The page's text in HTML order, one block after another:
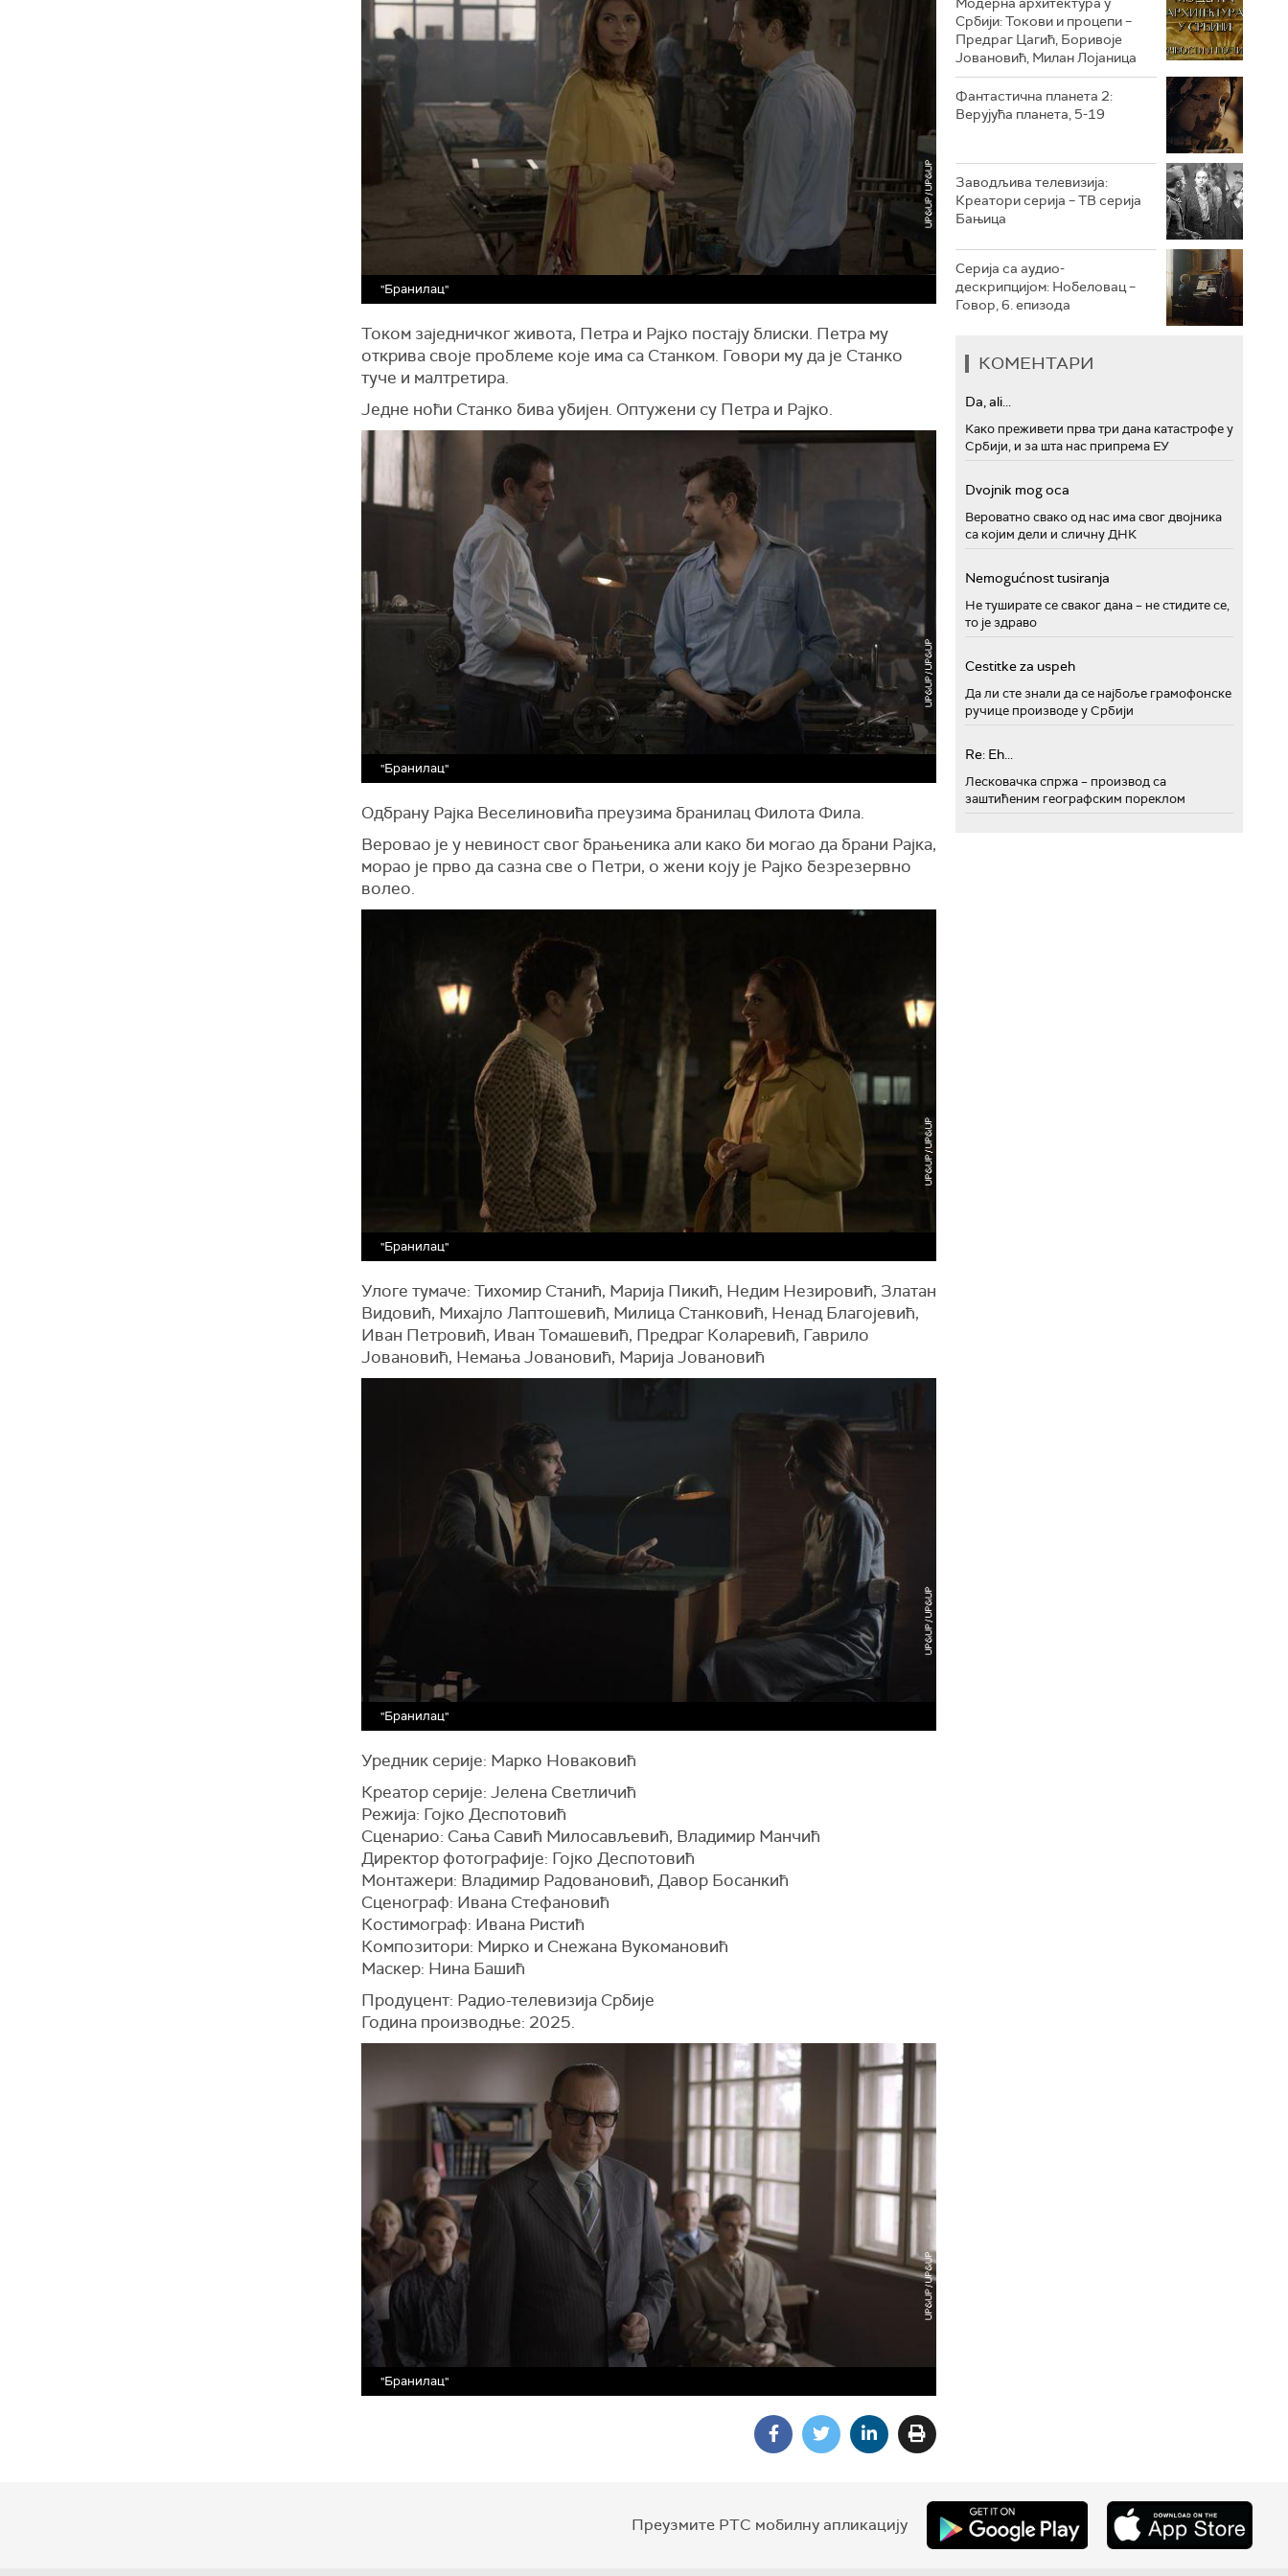
"Бранилац"
Током заједничког живота, Петра и Рајко постају блиски. Петра му
открива своје проблеме које има са Станком. Говори му да је Станко
туче и малтретира.
Једне ноћи Станко бива убијен. Оптужени су Петра и Рајко.
"Бранилац"
Одбрану Рајка Веселиновића преузима бранилац Филота Фила.
Веровао је у невиност свог брањеника али како би могао да брани Рајка,
морао је прво да сазна све о Петри, о жени коју је Рајко безрезервно
волео.
"Бранилац"
Улоге тумаче: Тихомир Станић, Марија Пикић, Недим Незировић, Златан
Видовић, Михајло Лаптошевић, Милица Станковић, Ненад Благојевић,
Иван Петровић, Иван Томашевић, Предраг Коларевић, Гаврило
Јовановић, Немања Јовановић, Марија Јовановић
"Бранилац"
Уредник серије: Марко Новаковић
Креатор серије: Јелена Светличић
Режија: Гојко Деспотовић
Сценарио: Сања Савић Милосављевић, Владимир Манчић
Директор фотографије: Гојко Деспотовић
Монтажери: Владимир Радовановић, Давор Босанкић
Сценограф: Ивана Стефановић
Костимограф: Ивана Ристић
Композитори: Мирко и Снежана Вукомановић
Маскер: Нина Башић
Продуцент: Радио-телевизија Србије
Година производње: 2025.
"Бранилац"
РТС ТРЕЗОР
РТС МУЗИКА
РТС ПОЛЕТАРАЦ
Србији: Токови и процепи –
Предраг Цагић, Боривоје
Јовановић, Милан Лојаница
Фантастична планета 2:
Верујућа планета, 5-19
Заводљива телевизија:
Креатори серија – ТВ серија
Бањица
Серија са аудио-
дескрипцијом: Нобеловац –
Говор, 6. епизода
КОМЕНТАРИ
Da, ali...
Како преживети прва три дана катастрофе у
Србији, и за шта нас припрема ЕУ
Dvojnik mog oca
Вероватно свако од нас има свог двојника
са којим дели и сличну ДНК
Nemogućnost tusiranja
Не туширате се сваког дана – не стидите се,
то је здраво
Cestitke za uspeh
Да ли сте знали да се најбоље грамофонске
ручице производе у Србији
Re: Eh...
Лесковачка спржа – производ са
заштићеним географским пореклом
Преузмите РТС мобилну апликацију